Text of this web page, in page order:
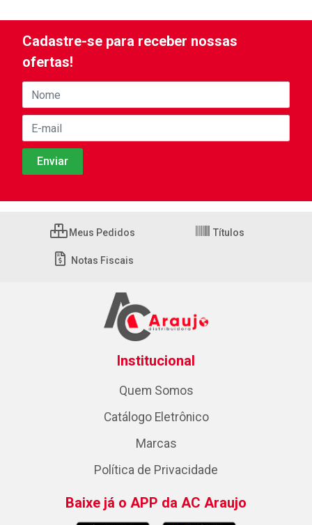
Cadastre-se para receber nossas
ofertas!
Meus Pedidos Títulos
Notas Fiscais
Institucional
Quem Somos
Catálogo Eletrônico
Marcas
Política de Privacidade
Baixe já o APP da AC Araujo